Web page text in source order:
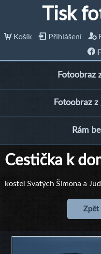
Tisk
Košík Přihlášení
Fotoobraz
Fotoobraz
Rám
Cestička k
kostel Svatých Šimona a
Zpět